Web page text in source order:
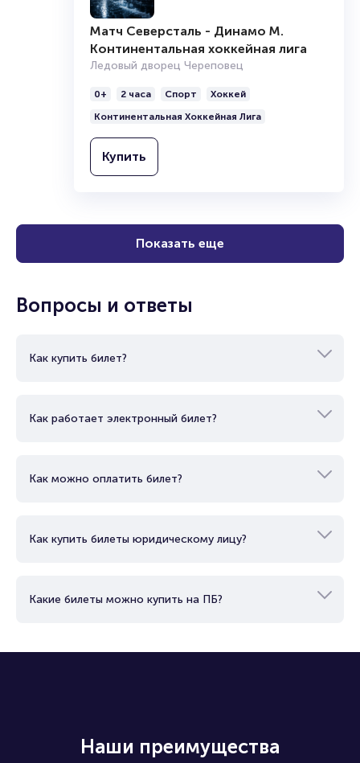
Матч Северсталь - Динамо М.
Континентальная хоккейная лига
Ледовый дворец Череповец
0+ 2 часа Спорт
Хоккей
Континентальная Хоккейная Лига
Купить
Показать еще
Вопросы и ответы
Как купить билет?
Как работает электронный билет?
Как можно оплатить билет?
Как купить билеты юридическому лицу?
Какие билеты можно купить на ПБ?
Наши преимущества